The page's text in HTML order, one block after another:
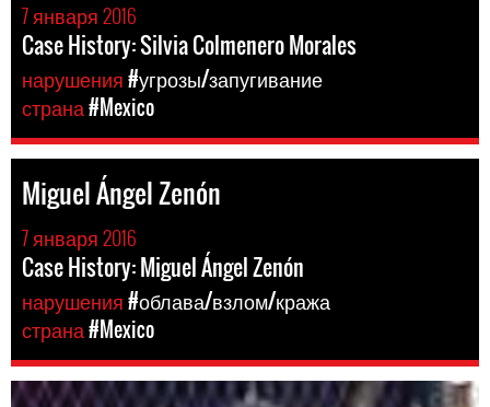
7 января 2016
Case History: Silvia Colmenero Morales
нарушения#угрозы/запугивание
страна#Mexico
Miguel Ángel Zenón
7 января 2016
Case History: Miguel Ángel Zenón
нарушения#облава/взлом/кража
страна#Mexico